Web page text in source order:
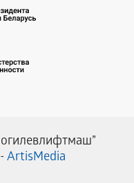
ArtisMedia